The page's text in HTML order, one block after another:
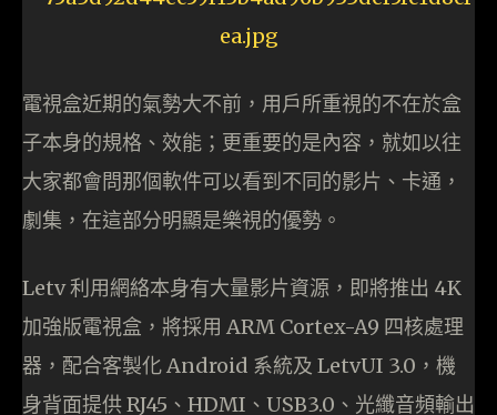
電視盒近期的氣勢大不前，用戶所重視的不在於盒
子本身的規格、效能；更重要的是內容，就如以往
大家都會問那個軟件可以看到不同的影片、卡通，
劇集，在這部分明顯是樂視的優勢。
Letv 利用網絡本身有大量影片資源，即將推出 4K
加強版電視盒，將採用 ARM Cortex-A9 四核處理
器，配合客製化 Android 系統及 LetvUI 3.0，機
身背面提供 RJ45、HDMI、USB3.0、光纖音頻輸出